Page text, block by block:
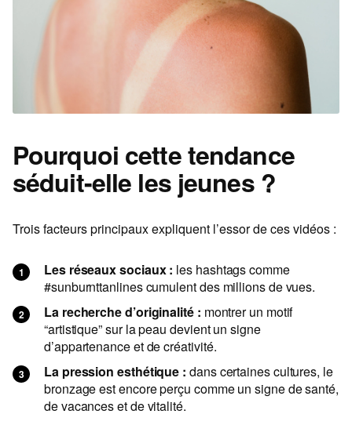
Pourquoi cette tendance
séduit-elle les jeunes ?
Trois facteurs principaux expliquent l’essor de ces vidéos :
Les réseaux sociaux : les hashtags comme
#sunburnttanlines cumulent des millions de vues.
La recherche d’originalité : montrer un motif
“artistique” sur la peau devient un signe
d’appartenance et de créativité.
La pression esthétique : dans certaines cultures, le
bronzage est encore perçu comme un signe de santé,
de vacances et de vitalité.